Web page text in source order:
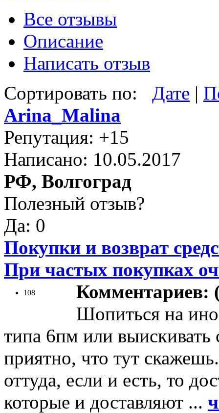
Все отзывы
Описание
Написать отзыв
Сортировать по:
Дате |
Arina_Malina
Репутация: +15
Написано: 10.05.2017
РФ, Волгоград
Полезный отзыв?
Да: 0
Покупки и возврат
При частых покупках
108
Комментариев:
Шопиться на
типа 6пм или выискивать
приятно, что тут
оттуда, если и есть, то
которые и доставляют ...